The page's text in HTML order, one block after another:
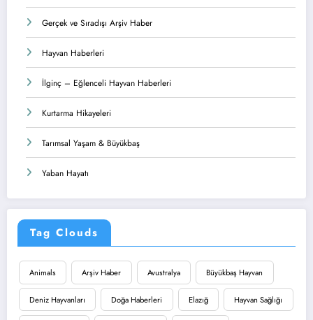
Gerçek ve Sıradışı Arşiv Haber
Hayvan Haberleri
İlginç – Eğlenceli Hayvan Haberleri
Kurtarma Hikayeleri
Tarımsal Yaşam & Büyükbaş
Yaban Hayatı
Tag Clouds
Animals Arşiv Haber Avustralya Büyükbaş Hayvan
Deniz Hayvanları Doğa Haberleri Elazığ Hayvan Sağlığı